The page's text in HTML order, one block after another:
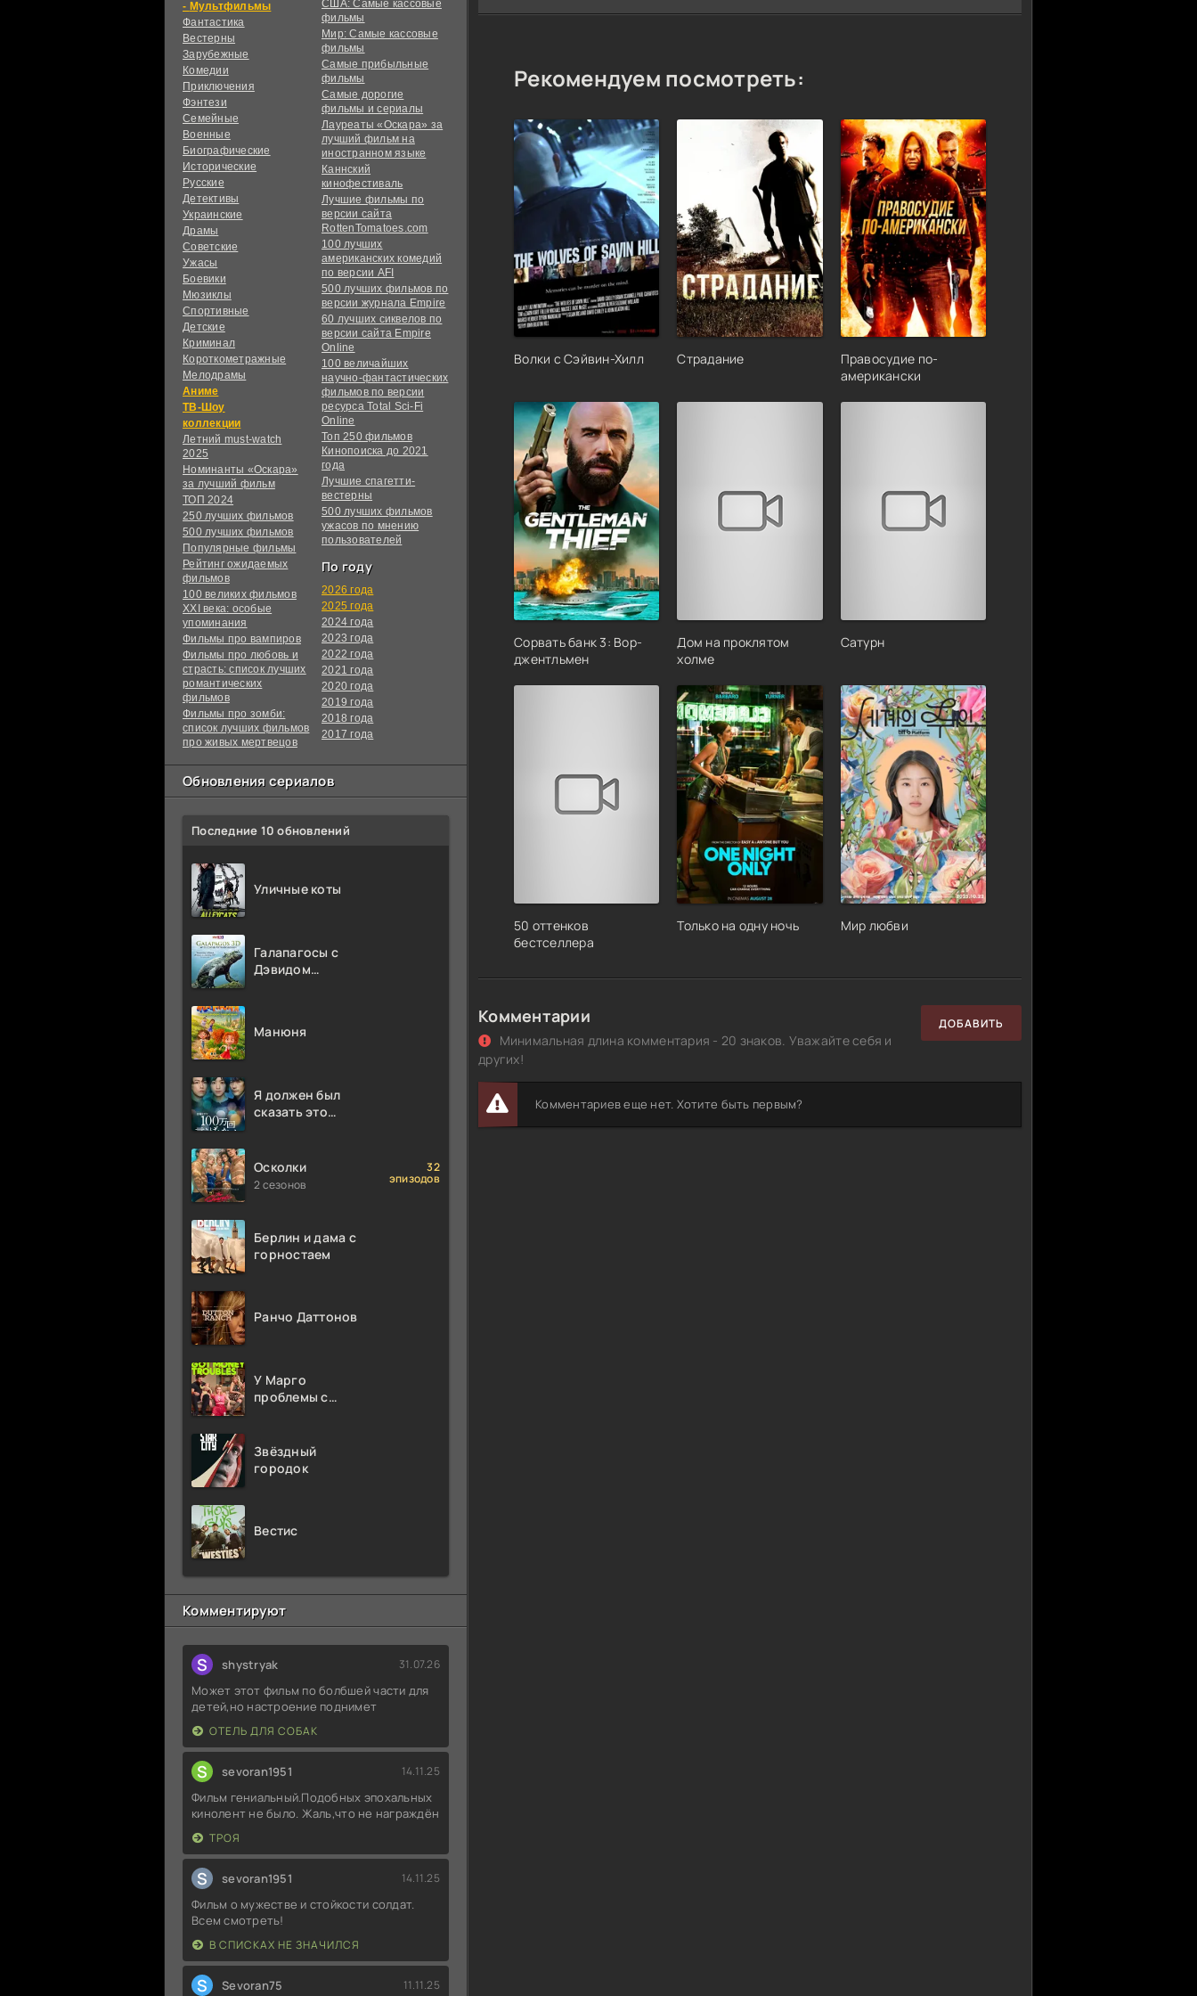
Мультфильмы
Фантастика
Вестерны
Зарубежные
Комедии
Приключения
Фэнтези
Семейные
Военные
Биографические
Исторические
Русские
Детективы
Украинские
Драмы
Советские
Ужасы
Боевики
Мюзиклы
Спортивные
Детские
Криминал
Короткометражные
Мелодрамы
Аниме
ТВ-Шоу
коллекции
Летний must-watch
2025
Номинанты «Оскара»
за лучший фильм
ТОП 2024
250 лучших фильмов
500 лучших фильмов
Популярные фильмы
Рейтинг ожидаемых
фильмов
100 великих фильмов
XXI века: особые
упоминания
Фильмы про вампиров
Фильмы про любовь и
страсть: список лучших
романтических
фильмов
Фильмы про зомби:
список лучших фильмов
про живых мертвецов
США: Самые кассовые
фильмы
Мир: Самые кассовые
фильмы
Самые прибыльные
фильмы
Самые дорогие
фильмы и сериалы
Лауреаты «Оскара» за
лучший фильм на
иностранном языке
Каннский
кинофестиваль
Лучшие фильмы по
версии сайта
RottenTomatoes.com
100 лучших
американских комедий
по версии AFI
500 лучших фильмов по
версии журнала Empire
60 лучших сиквелов по
версии сайта Empire
Online
100 величайших
научно-фантастических
фильмов по версии
ресурса Total Sci-Fi
Online
Топ 250 фильмов
Кинопоиска до 2021
года
Лучшие спагетти-
вестерны
500 лучших фильмов
ужасов по мнению
пользователей
По году
2026 года
2025 года
2024 года
2023 года
2022 года
2021 года
2020 года
2019 года
2018 года
2017 года
Обновления сериалов
Последние 10 обновлений
Уличные коты
Галапагосы с
Дэвидом
Манюня
Я должен был
сказать это
Осколки
2 сезонов
32
эпизодов
Берлин и дама с
горностаем
Ранчо Даттонов
У Марго
проблемы с
Звёздный
городок
Вестис
Комментируют
S shystryak 31.07.26
Может этот фильм по болбшей части для
детей,но настроение поднимет
ОТЕЛЬ ДЛЯ СОБАК
S sevoran1951 14.11.25
Фильм гениальный.Подобных эпохальных
кинолент не было. Жаль,что не награждён
ТРОЯ
S sevoran1951 14.11.25
Фильм о мужестве и стойкости солдат.
Всем смотреть!
В СПИСКАХ НЕ ЗНАЧИЛСЯ
S Sevoran75 11.11.25
Рекомендуем посмотреть:
Волки с Сэйвин-Хилл Страдание
Правосудие по-
американски
Сорвать банк 3: Вор-
джентльмен
Дом на проклятом
холме
Сатурн
50 оттенков
бестселлера
Только на одну ночь Мир любви
Комментарии
Минимальная длина комментария - 20 знаков. Уважайте себя и
других!
ДОБАВИТЬ
Комментариев еще нет. Хотите быть первым?